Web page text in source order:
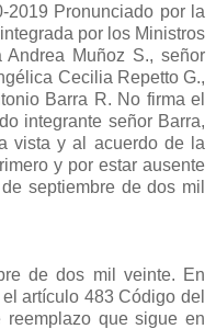
2019 Pronunciado por la
por los Ministros
Muñoz S., señor
Cecilia Repetto G.,
Barra R. No firma el
integrante señor Barra,
vista y al acuerdo de la
y por estar ausente
septiembre de dos mil
de dos mil veinte. En
artículo 483 Código del
que sigue en